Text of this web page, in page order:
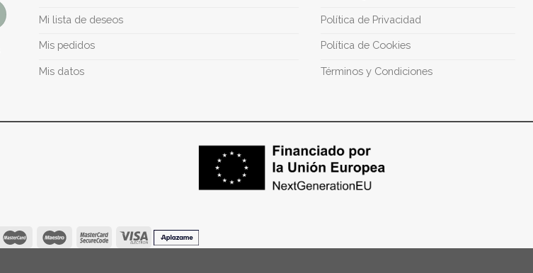
Mi lista de deseos
Mis pedidos
Mis datos
Política de Privacidad
Política de Cookies
Términos y Condiciones